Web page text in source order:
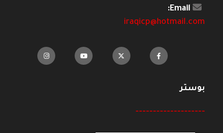
Email:
iraqicp@hotmail.com
بوستر
--------------------